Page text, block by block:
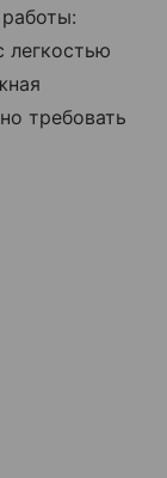
легкостью
требовать